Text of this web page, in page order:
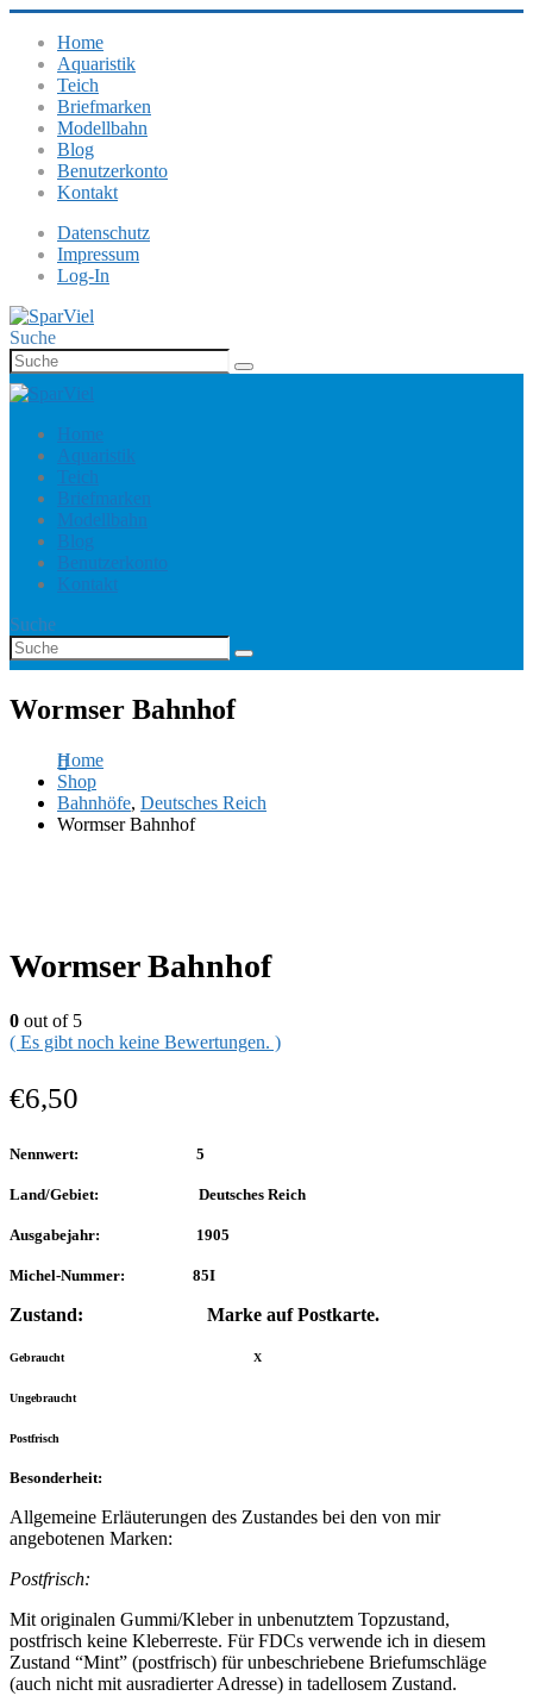
Home
Aquaristik
Teich
Briefmarken
Modellbahn
Blog
Benutzerkonto
Kontakt
Datenschutz
Impressum
Log-In
Suche
Home
Aquaristik
Teich
Briefmarken
Modellbahn
Blog
Benutzerkonto
Kontakt
Suche
Wormser Bahnhof
Home
Shop
Bahnhöfe, Deutsches Reich
Wormser Bahnhof
Wormser Bahnhof
0 out of 5
( Es gibt noch keine Bewertungen. )
€6,50
Nennwert: 5
Land/Gebiet: Deutsches Reich
Ausgabejahr: 1905
Michel-Nummer: 85I
Zustand: Marke auf Postkarte.
Gebraucht X
Ungebraucht
Postfrisch
Besonderheit:
Allgemeine Erläuterungen des Zustandes bei den von mir
angebotenen Marken:
Postfrisch:
Mit originalen Gummi/Kleber in unbenutztem Topzustand,
postfrisch keine Kleberreste. Für FDCs verwende ich in diesem
Zustand “Mint” (postfrisch) für unbeschriebene Briefumschläge
(auch nicht mit ausradierter Adresse) in tadellosem Zustand.